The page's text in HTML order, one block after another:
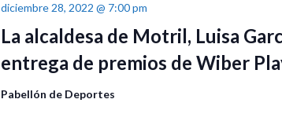
La alcaldesa de Motril, Luisa
entrega de premios de Wiber
diciembre 28, 2022 @ 7:00 pm
Pabellón de Deportes